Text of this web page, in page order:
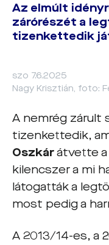
Az elmúlt
zárórészét a
tizenkettedik
szo 7.6.2025
Nagy Krisztián, foto:
A nemrég zárult
tizenkettedik,
Oszkárátvette
kilencszer a mi
látogatták a
most pedig a
A 2013/14-es, a